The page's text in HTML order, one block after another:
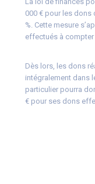
000 € pour les dons
%. Cette mesure
effectués à compter
Dès lors, les dons
intégralement dans
particulier pourra
€ pour ses dons